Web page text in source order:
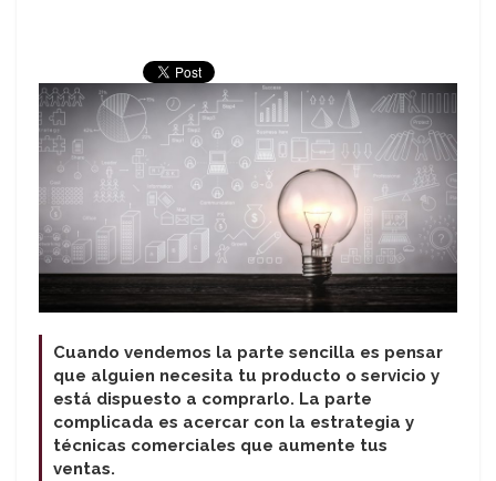
Cuando vendemos la parte sencilla es pensar
que alguien necesita tu producto o servicio y
está dispuesto a comprarlo. La parte
complicada es acercar con la estrategia y
técnicas comerciales que aumente tus
ventas.